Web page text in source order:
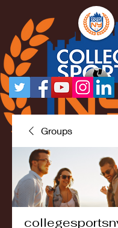
Groups